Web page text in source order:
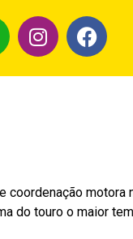
coordenação motora
do touro o maior